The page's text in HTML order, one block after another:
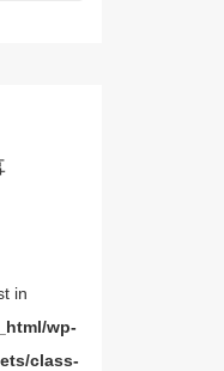
in
wp-
class-